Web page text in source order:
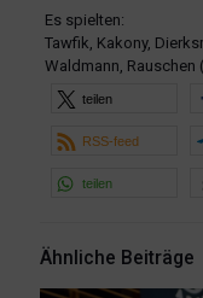
Es spielten:
Tawfik, Kakony,
Waldmann, Rauschen
teilen
RSS-feed
teilen
Ähnliche Beiträge